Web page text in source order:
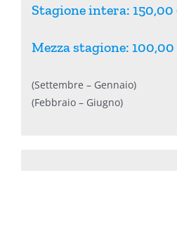
Stagione intera: 150,00
Mezza stagione: 100,00
(Settembre – Gennaio)
(Febbraio – Giugno)